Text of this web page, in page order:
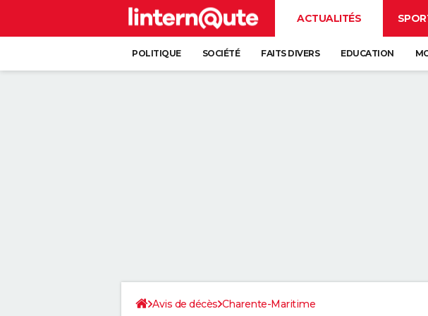
ACTUALITÉS
POLITIQUE SOCIÉTÉ FAITS DIVERS EDUCATION
Avis de décès Charente-Maritime